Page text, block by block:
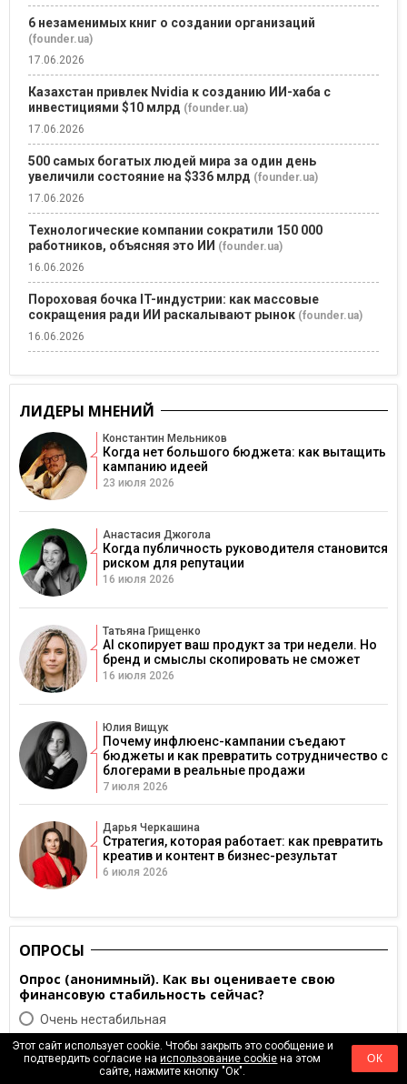
6 незаменимых книг о создании организаций
(founder.ua)
17.06.2026
Казахстан привлек Nvidia к созданию ИИ-хаба с
инвестициями $10 млрд (founder.ua)
17.06.2026
500 самых богатых людей мира за один день
увеличили состояние на $336 млрд (founder.ua)
17.06.2026
Технологические компании сократили 150 000
работников, объясняя это ИИ (founder.ua)
16.06.2026
Пороховая бочка IT-индустрии: как массовые
сокращения ради ИИ раскалывают рынок (founder.ua)
16.06.2026
ЛИДЕРЫ МНЕНИЙ
Константин Мельников
Когда нет большого бюджета: как вытащить
кампанию идеей
23 июля 2026
Анастасия Джогола
Когда публичность руководителя становится
риском для репутации
16 июля 2026
Татьяна Грищенко
AI скопирует ваш продукт за три недели. Но
бренд и смыслы скопировать не сможет
16 июля 2026
Юлия Вищук
Почему инфлюенс-кампании съедают
бюджеты и как превратить сотрудничество с
блогерами в реальные продажи
7 июля 2026
Дарья Черкашина
Стратегия, которая работает: как превратить
креатив и контент в бизнес-результат
6 июля 2026
ОПРОСЫ
Опрос (анонимный). Как вы оцениваете свою
финансовую стабильность сейчас?
Очень нестабильная
Скорее нестабильная
Cтабильная
Этот сайт использует cookie. Чтобы закрыть это сообщение и
подтвердить согласие наиспользование cookie на этом
сайте, нажмите кнопку "Ок".
ОК